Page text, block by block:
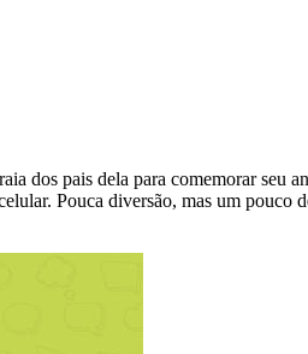
dos pais dela para comemorar
Pouca diversão, mas um pouco